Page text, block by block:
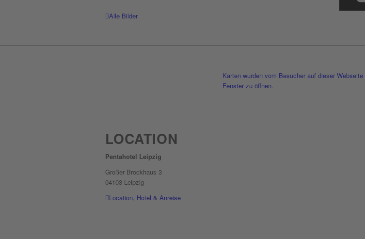
Alle Bilder
LOCATION
Pentahotel Leipzig
Großer Brockhaus 3
04103 Leipzig
Location, Hotel & Anreise
Karten wurden vom Besucher auf dieser
Fenster zu öffnen.